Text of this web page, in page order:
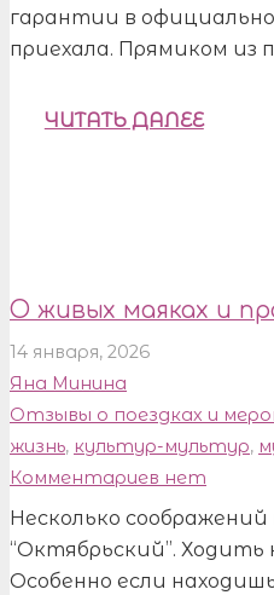
гарантии в
приехала. Прямиком из
ЧИТАТЬ ДАЛЕЕ
О живых маяках и
14 января, 2026
Яна Минина
Отзывы о поездках и
жизнь, культур-мультур,
Комментариев нет
Несколько
“Октябрьский”.
Особенно если